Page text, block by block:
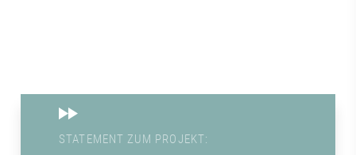
STATEMENT ZUM PROJEKT: